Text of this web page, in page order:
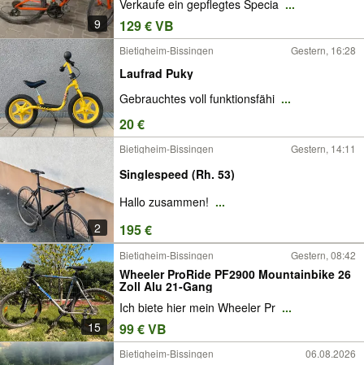
9
Verkaufe ein gepflegtes Specia ...
129 € VB
Bietigheim-Bissingen Gestern, 16:28
Laufrad Puky
Gebrauchtes voll funktionsfähi ...
20 €
2
Bietigheim-Bissingen Gestern, 14:11
Singlespeed (Rh. 53)
Hallo zusammen! ...
195 €
15
Bietigheim-Bissingen Gestern, 08:42
Wheeler ProRide PF2900 Mountainbike 26
Zoll Alu 21-Gang
Ich biete hier mein Wheeler Pr ...
99 € VB
Bietigheim-Bissingen 06.08.2026